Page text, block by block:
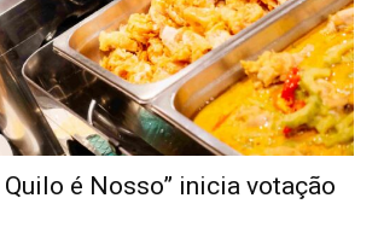
Quilo é Nosso” inicia votação